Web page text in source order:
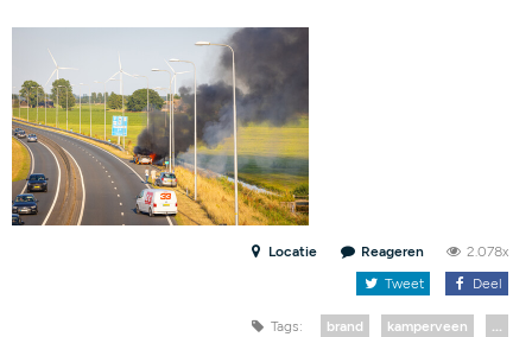
Locatie Reageren
2.078x
Tweet
Deel
Tags: brand kamperveen ...